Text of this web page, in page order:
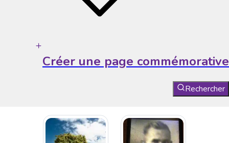
Créer une page commémorative
Rechercher